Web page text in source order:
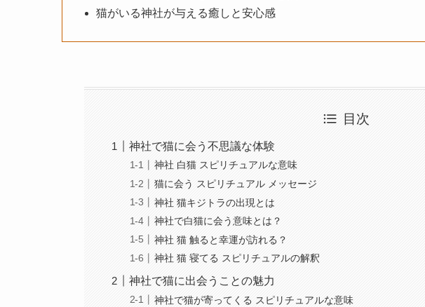
猫がいる神社が与える癒しと安心感
目次
神社で猫に会う不思議な体験
神社 白猫 スピリチュアルな意味
猫に会う スピリチュアル メッセージ
神社 猫キジトラの出現とは
神社で白猫に会う意味とは？
神社 猫 触ると幸運が訪れる？
神社 猫 寝てる スピリチュアルの解釈
神社で猫に出会うことの魅力
神社で猫が寄ってくる スピリチュアルな意味